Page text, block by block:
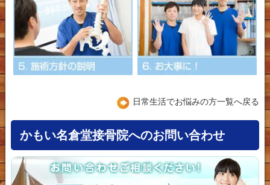
日常生活でお悩みの方一覧へ戻る
かもい名倉堂接骨院へのお問い合わせ